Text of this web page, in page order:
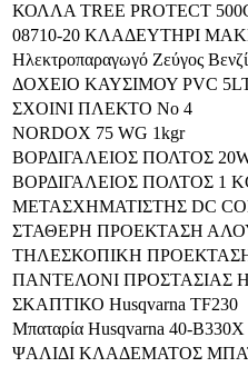
ΚΟΛΛΑ TREE PROTECT
08710-20 ΚΛΑΔΕΥΤΗΡΙ
Ηλεκτροπαραγωγό Ζεύγος
ΔΟΧΕΙΟ ΚΑΥΣΙΜΟΥ PVC
ΣΧΟΙΝΙ ΠΛΕΚΤΟ Νο 4
NORDOX 75 WG 1kgr
ΒΟΡΔΙΓΑΛΕΙΟΣ ΠΟΛΤΟΣ
ΒΟΡΔΙΓΑΛΕΙΟΣ ΠΟΛΤΟΣ 1
ΜΕΤΑΣΧΗΜΑΤΙΣΤΗΣ DC
ΣΤΑΘΕΡΗ ΠΡΟΕΚΤΑΣΗ
ΤΗΛΕΣΚΟΠΙΚΗ
ΠΑΝΤΕΛΟΝΙ ΠΡΟΣΤΑΣΙΑΣ
ΣΚΑΠΤΙΚΟ Husqvarna TF230
Μπαταρία Husqvarna 40-
ΨΑΛΙΔΙ ΚΛΑΔΕΜΑΤΟΣ